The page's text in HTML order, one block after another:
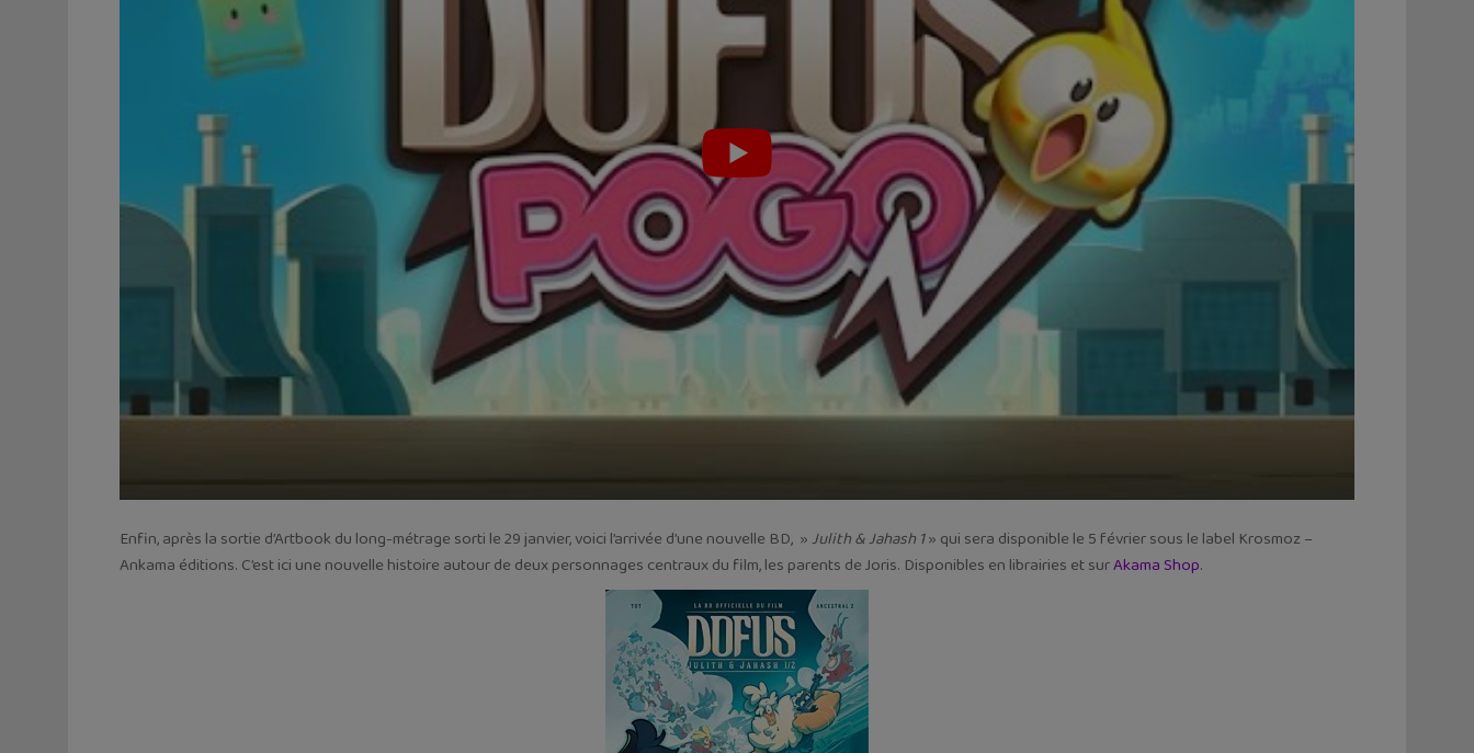
Enfin, après la sortie d’Artbook du long-métrage sorti le 29 janvier, voici l’arrivée d’une nouvelle BD, »Julith & Jahash 1» qui sera disponible le 5 février sous le label Krosmoz –
Ankama éditions. C’est ici une nouvelle histoire autour de deux personnages centraux du film, les parents de Joris. Disponibles en librairies et surAkama Shop.